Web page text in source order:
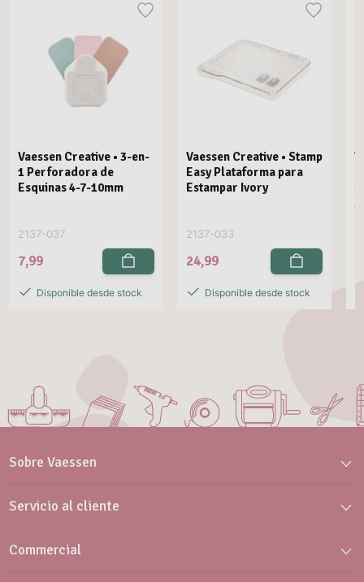
Vaessen Creative • 3-en-
1 Perforadora de
Esquinas 4-7-10mm
2137-037
7,99
Disponible desde stock
Vaessen Creative • Stamp
Easy Plataforma para
Estampar Ivory
2137-033
24,99
Disponible desde stock
Sobre Vaessen
Servicio al cliente
Commercial